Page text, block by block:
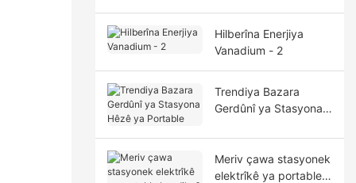
Hilberîna Enerjiya
Vanadium - 2
Trendiya Bazara
Gerdûnî ya Stasyona
Meriv çawa stasyonek
elektrîkê ya portable